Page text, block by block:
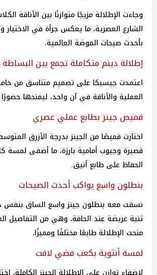
وجاءت الإطلالة مزيجًا متوازنًا بين الأناقة
الشارع العصرية، ما يعكس جرأة في الاختيار
بأحدث صيحات الموضة العالمية.
إطلالة دينم متكاملة تجمع بين البساطة
اعتمدت جيسيكا على تصميم متناسق من خامة
العملية والأناقة في آن واحد، ليمنحها حضورًا
قميص جينز بطابع عملي عصري
اختارت قميصًا من الجينز بدرجة الأزرق
قصيرة وجيوب أمامية بارزة، ما أضفى لمسة
الحفاظ على طابع أنيق.
بنطلون واسع يواكب أحدث الصيحات
نسقت معه بنطلون جينز واسع الساق بنفس
ثنية عريضة عند الحافة، وهي من التفاصيل
منحت الإطلالة طابعًا مختلفًا ومميزًا.
لمسة أنثوية بكعب فضي لافت